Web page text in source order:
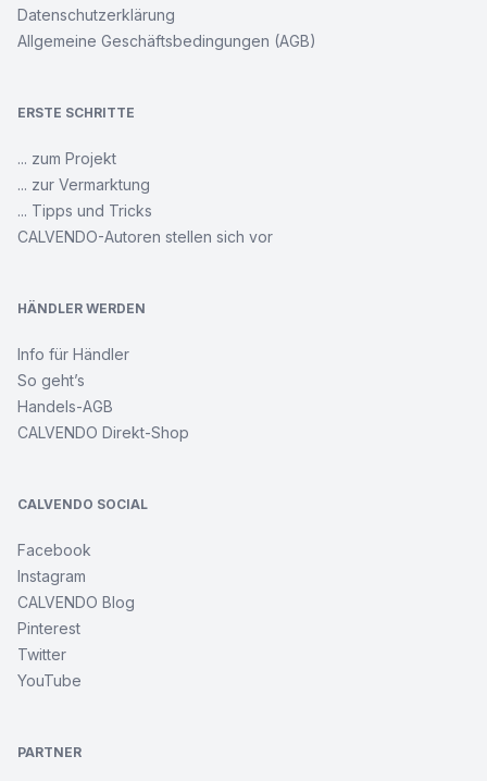
Datenschutzerklärung
Allgemeine Geschäftsbedingungen (AGB)
ERSTE SCHRITTE
... zum Projekt
... zur Vermarktung
... Tipps und Tricks
CALVENDO-Autoren stellen sich vor
HÄNDLER WERDEN
Info für Händler
So geht’s
Handels-AGB
CALVENDO Direkt-Shop
CALVENDO SOCIAL
Facebook
Instagram
CALVENDO Blog
Pinterest
Twitter
YouTube
PARTNER